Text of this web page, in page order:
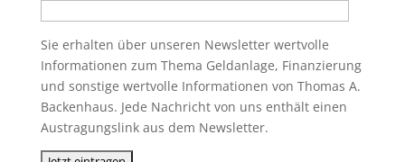
Sie erhalten über unseren Newsletter wertvolle
Informationen zum Thema Geldanlage, Finanzierung
und sonstige wertvolle Informationen von Thomas A.
Backenhaus. Jede Nachricht von uns enthält einen
Austragungslink aus dem Newsletter.